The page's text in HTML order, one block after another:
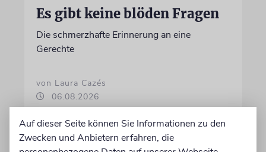
Es gibt keine blöden Fragen
Die schmerzhafte Erinnerung an eine
Gerechte
von Laura Cazés
06.08.2026
Auf dieser Seite können Sie Informationen zu den
Zwecken und Anbietern erfahren, die